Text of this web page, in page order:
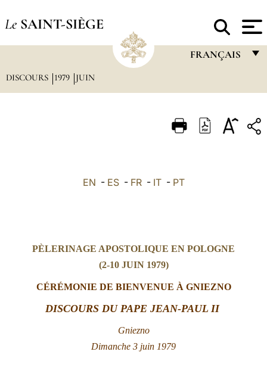
Le SAINT-SIÈGE
FRANÇAIS
ITALIANO
LATINE
DISCOURS 1979 JUIN
EN - ES- FR- IT- PT
PÈLERINAGE APOSTOLIQUE EN POLOGNE
(2-10 JUIN 1979)
CÉRÉMONIE DE BIENVENUE À GNIEZNO
DISCOURS DU PAPE JEAN-PAUL II
Gniezno
Dimanche 3 juin 1979